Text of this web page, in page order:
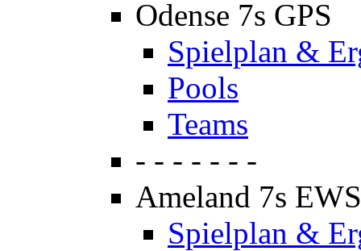
Odense 7s GPS
Spielplan &
Pools
Teams
- - - - - - -
Ameland 7s
Spielplan &